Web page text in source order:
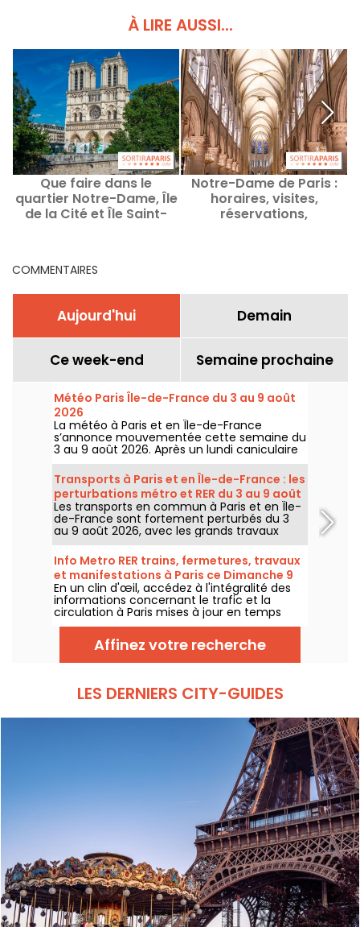
À LIRE AUSSI...
Que faire dans le
quartier Notre-Dame, Île
de la Cité et Île Saint-
Notre-Dame de Paris :
horaires, visites,
réservations,
COMMENTAIRES
Aujourd'hui Demain
Ce week-end Semaine prochaine
Météo Paris Île-de-France du 3 au 9 août
2026
La météo à Paris et en Île-de-France
s’annonce mouvementée cette semaine du
3 au 9 août 2026. Après un lundi caniculaire
marqué par un risque d’orages, les
températures vont progressivement baisser
avant le retour d’un temps plus chaud et
ensoleillé pour le week-end.
Transports à Paris et en Île-de-France : les
perturbations métro et RER du 3 au 9 août
2026
Les transports en commun à Paris et en Île-
de-France sont fortement perturbés du 3
au 9 août 2026, avec les grands travaux
d'été qui impactent très durement
certaines lignes, selon la RATP et SNCF.
Info Metro RER trains, fermetures, travaux
et manifestations à Paris ce Dimanche 9
août 2026
En un clin d'œil, accédez à l'intégralité des
informations concernant le trafic et la
circulation à Paris mises à jour en temps
réel. Metro RER et Transilien de la RATP,
travaux, circulation, grands évènements et
manifestations, on vous donne toutes les
informations pratiques à connaître avant de
Affinez votre recherche
LES DERNIERS CITY-GUIDES